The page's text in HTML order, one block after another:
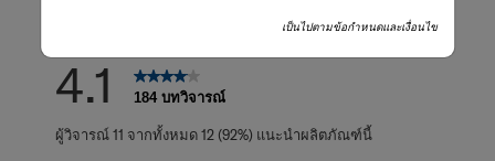
เป็นไปตามข้อกำหนดและเงื่อนไข
4.1 184 บทวิจารณ์
ผู้วิจารณ์ 11 จากทั้งหมด 12 (92%) แนะนำผลิตภัณฑ์นี้